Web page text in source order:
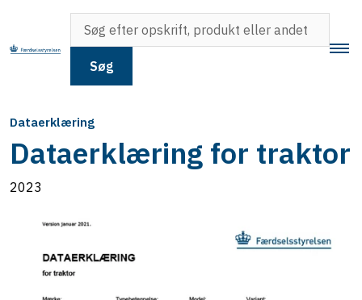
Søg
Dataerklæring
Dataerklæring for traktor
2023